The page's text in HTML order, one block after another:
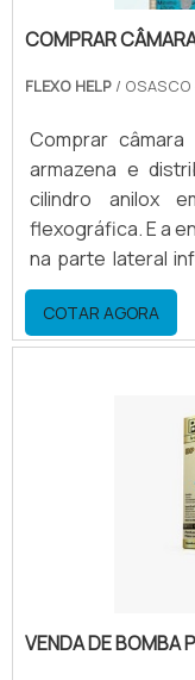
COMPRAR
FLEXO HELP / OSASCO
Comprar
armazena e
cilindro anilox
flexográfica. E a
na parte lateral
lateral oposta,
quando a bomba
a câmara
COTAR AGORA
VENDA DE BOMBA